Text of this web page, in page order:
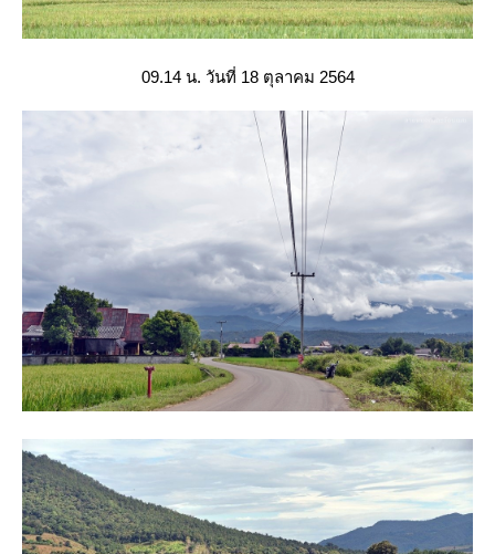
09.14 น. วันที่ 18 ตุลาคม 2564